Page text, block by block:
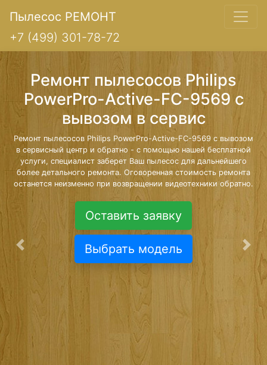
Пылесос РЕМОНТ
+7 (499) 301-78-72
Ремонт пылесосов Philips
PowerPro-Active-FC-9569 с
вывозом в сервис
Ремонт пылесосов Philips PowerPro-Active-FC-9569 с вывозом
в сервисный центр и обратно - с помощью нашей бесплатной
услуги, специалист заберет Ваш пылесос для дальнейшего
более детального ремонта. Оговоренная стоимость ремонта
останется неизменно при возвращении видеотехники обратно.
Оставить заявку
Выбрать модель
Предыдущая